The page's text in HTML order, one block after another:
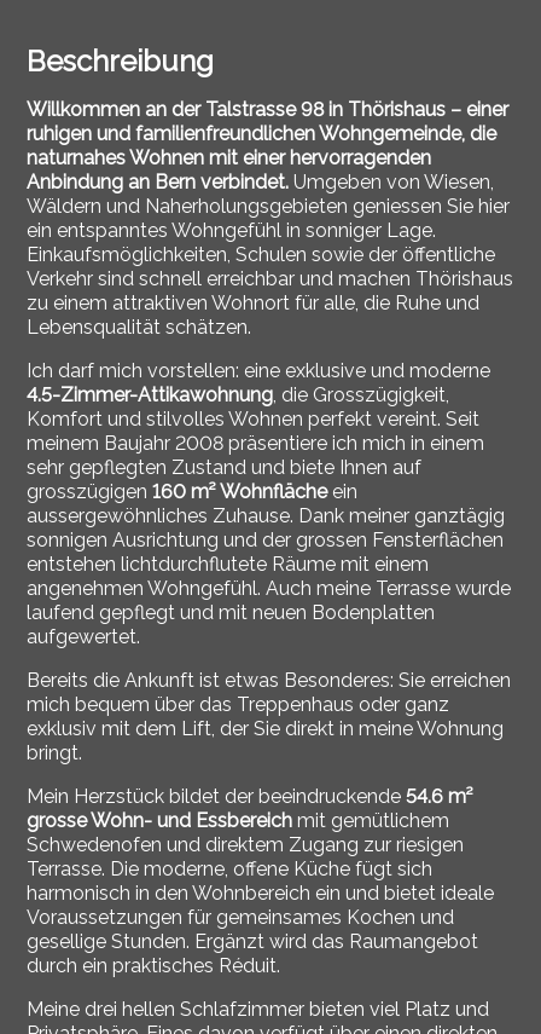
Beschreibung
Willkommen an der Talstrasse 98 in Thörishaus – einer
ruhigen und familienfreundlichen Wohngemeinde, die
naturnahes Wohnen mit einer hervorragenden
Anbindung an Bern verbindet. Umgeben von Wiesen,
Wäldern und Naherholungsgebieten geniessen Sie hier
ein entspanntes Wohngefühl in sonniger Lage.
Einkaufsmöglichkeiten, Schulen sowie der öffentliche
Verkehr sind schnell erreichbar und machen Thörishaus
zu einem attraktiven Wohnort für alle, die Ruhe und
Lebensqualität schätzen.
Ich darf mich vorstellen: eine exklusive und moderne
4.5-Zimmer-Attikawohnung, die Grosszügigkeit,
Komfort und stilvolles Wohnen perfekt vereint. Seit
meinem Baujahr 2008 präsentiere ich mich in einem
sehr gepflegten Zustand und biete Ihnen auf
grosszügigen160 m² Wohnflächeein
aussergewöhnliches Zuhause. Dank meiner ganztägig
sonnigen Ausrichtung und der grossen Fensterflächen
entstehen lichtdurchflutete Räume mit einem
angenehmen Wohngefühl. Auch meine Terrasse wurde
laufend gepflegt und mit neuen Bodenplatten
aufgewertet.
Bereits die Ankunft ist etwas Besonderes: Sie erreichen
mich bequem über das Treppenhaus oder ganz
exklusiv mit dem Lift, der Sie direkt in meine Wohnung
bringt.
Mein Herzstück bildet der beeindruckende54.6 m²
grosse Wohn- und Essbereich mit gemütlichem
Schwedenofen und direktem Zugang zur riesigen
Terrasse. Die moderne, offene Küche fügt sich
harmonisch in den Wohnbereich ein und bietet ideale
Voraussetzungen für gemeinsames Kochen und
gesellige Stunden. Ergänzt wird das Raumangebot
durch ein praktisches Réduit.
Meine drei hellen Schlafzimmer bieten viel Platz und